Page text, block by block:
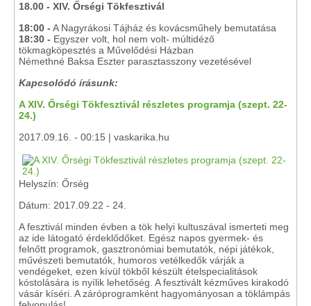
18.00 - XIV. Őrségi Tökfesztivál
18:00 - A Nagyrákosi Tájház és kovácsműhely bemutatása
18:30 - Egyszer volt, hol nem volt- múltidéző
tökmagköpesztés a Művelődési Házban
Némethné Baksa Eszter parasztasszony vezetésével
Kapcsolódó írásunk:
A XIV. Őrségi Tökfesztivál részletes programja (szept. 22-
24.)
2017.09.16. - 00:15 | vaskarika.hu
Helyszín: Őrség
Dátum: 2017.09.22 - 24.
A fesztivál minden évben a tök helyi kultuszával ismerteti meg
az ide látogató érdeklődőket. Egész napos gyermek- és
felnőtt programok, gasztronómiai bemutatók, népi játékok,
művészeti bemutatók, humoros vetélkedők várják a
vendégeket, ezen kívül tökből készült ételspecialitások
kóstolására is nyílik lehetőség. A fesztivált kézműves kirakodó
vásár kíséri. A záróprogramként hagyományosan a töklámpás